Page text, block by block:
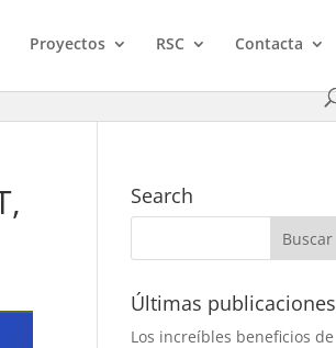
Proyectos RSC Contacta
Search
Últimas publicaciones
Los increíbles beneficios de